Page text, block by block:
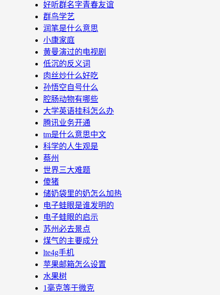
好听群名字青春友谊
群鸟学艺
润笔是什么意思
小康家庭
黄曼演过的电视剧
低沉的反义词
肉丝炒什么好吃
孙悟空自号什么
腔肠动物有哪些
大学英语挂科怎么办
腾讯业务开通
tm是什么意思中文
科学的人生观是
蔡州
世界三大难题
傻猪
储奶袋里的奶怎么加热
电子蛙眼是谁发明的
电子蛙眼的启示
苏州必去景点
煤气的主要成分
lte4g手机
苹果邮箱怎么设置
水果树
1毫克等于微克